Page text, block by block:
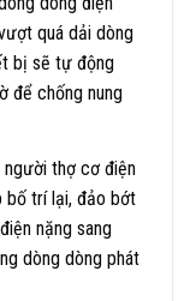
quá dải dòng
bị sẽ tự động
để chống nung
người thợ cơ điện
bố trí lại, đảo bớt
nặng sang
dòng dòng phát